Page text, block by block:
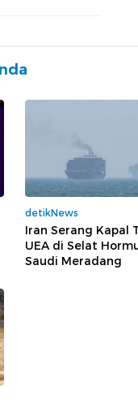
detikNews
Iran Serang Kapal
UEA di Selat
Saudi Meradang